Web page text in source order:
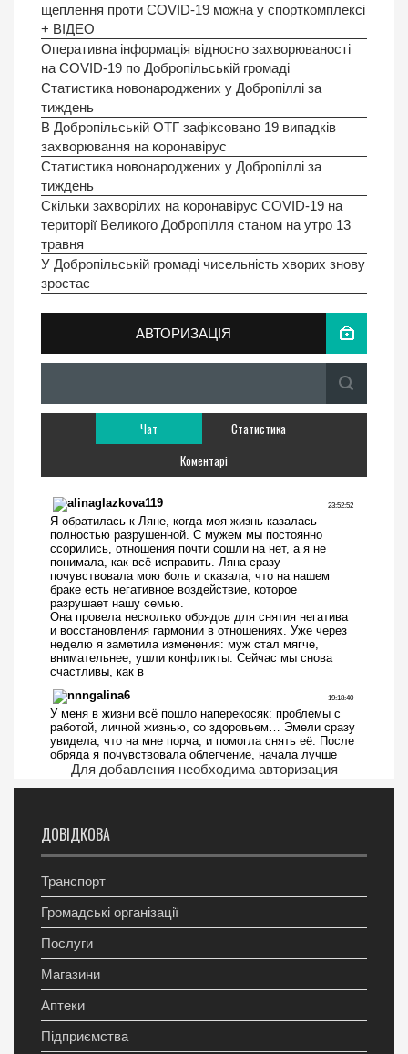
щеплення проти COVID-19 можна у спорткомплексі
+ ВІДЕО
Оперативна інформація відносно захворюваності
на COVID-19 по Добропільській громаді
Статистика новонароджених у Добропiллi за
тиждень
В Добропільській ОТГ зафіксовано 19 випадків
захворювання на коронавірус
Статистика новонароджених у Добропiллi за
тиждень
Скiльки захворілих на коронавірус COVID-19 на
території Великого Добропілля станом на утро 13
травня
У Добропільській громаді чисельність хворих знову
зростає
АВТОРИЗАЦІЯ
Чат
Статистика
Коментарі
Для добавления необходима авторизация
ДОВІДКОВА
Транспорт
Громадські організації
Послуги
Магазини
Аптеки
Підприємства